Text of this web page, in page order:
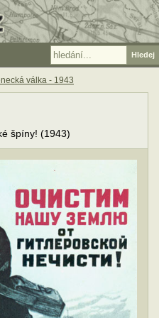
špíny! (1943)
válka - 1943